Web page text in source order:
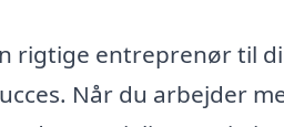
rigtige entreprenør til
Når du arbejder